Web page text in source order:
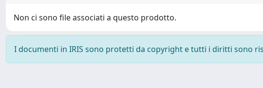
Non ci sono file associati a questo prodotto.
I documenti in IRIS sono protetti da copyright e tutti i diritti sono